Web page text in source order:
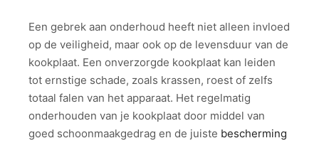
Een gebrek aan onderhoud heeft niet alleen invloed
op de veiligheid, maar ook op de levensduur van de
kookplaat. Een onverzorgde kookplaat kan leiden
tot ernstige schade, zoals krassen, roest of zelfs
totaal falen van het apparaat. Het regelmatig
onderhouden van je kookplaat door middel van
goed schoonmaakgedrag en de juiste bescherming